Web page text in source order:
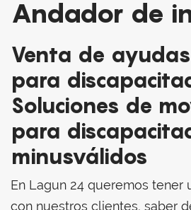
Andador de
Venta de
para
Soluciones de
para
minusválidos
En Lagun 24 queremos tener
con nuestros clientes, saber